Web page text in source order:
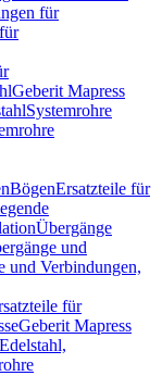
für
Geberit Mapress
Systemrohre
BögenErsatzteile für
Übergänge
und
und Verbindungen,
für
Geberit Mapress